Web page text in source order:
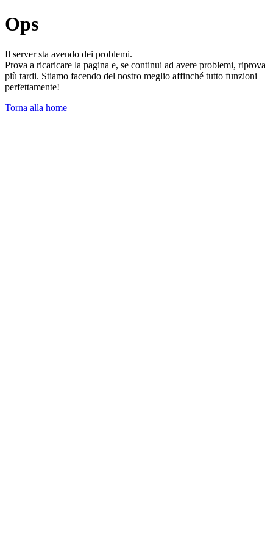
Ops
Il server sta avendo dei problemi.
Prova a ricaricare la pagina e, se continui ad avere problemi, riprova
più tardi. Stiamo facendo del nostro meglio affinché tutto funzioni
perfettamente!
Torna alla home